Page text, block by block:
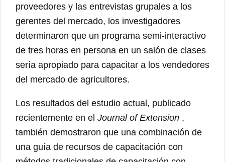
proveedores y las entrevistas grupales a los
gerentes del mercado, los investigadores
determinaron que un programa semi-interactivo
de tres horas en persona en un salón de clases
sería apropiado para capacitar a los vendedores
del mercado de agricultores.
Los resultados del estudio actual, publicado
recientemente en el Journal of Extension ,
también demostraron que una combinación de
una guía de recursos de capacitación con